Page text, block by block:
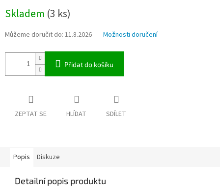
cena:
Skladem (3 ks)
Můžeme doručit do: 11.8.2026 Možnosti doručení
Přidat do košíku
ZEPTAT SE HLÍDAT SDÍLET
Popis Diskuze
Detailní popis produktu